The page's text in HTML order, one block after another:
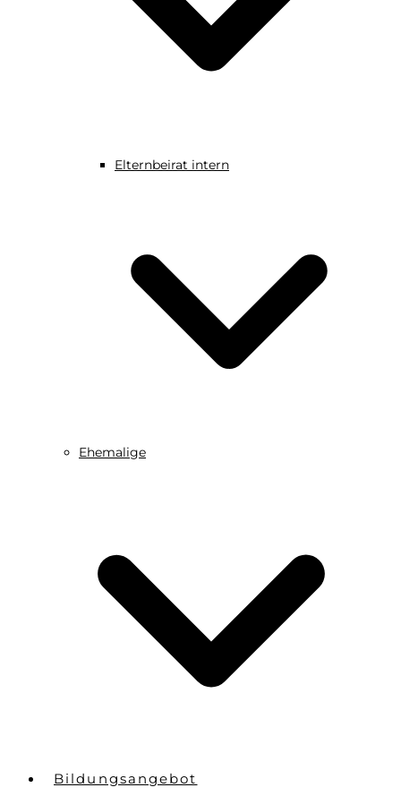
Elternbeirat intern
Ehemalige
Bildungsangebot